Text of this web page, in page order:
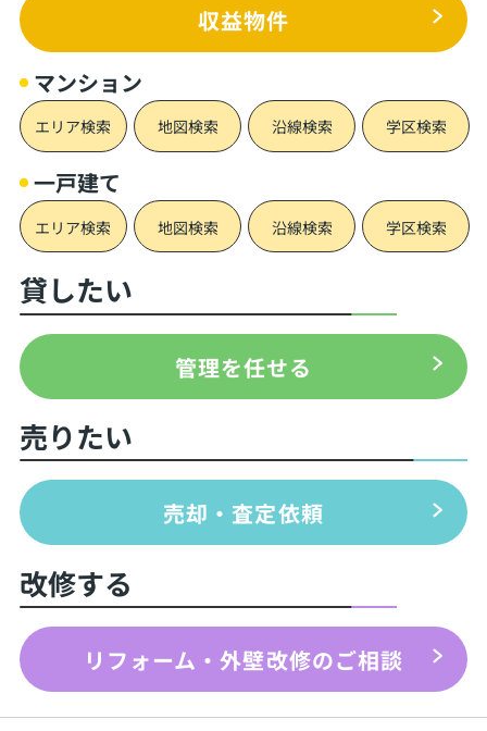
収益物件
マンション
エリア検索 地図検索 沿線検索 学区検索
一戸建て
エリア検索 地図検索 沿線検索 学区検索
貸したい
管理を任せる
売りたい
売却・査定依頼
改修する
リフォーム・外壁改修のご相談